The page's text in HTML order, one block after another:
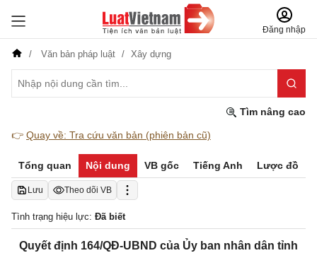
Đăng nhập
Văn bản pháp luật Xây dựng
Tìm nâng cao
👉 Quay về: Tra cứu văn bản (phiên bản cũ)
Tổng quan Nội dung VB gốc Tiếng Anh Lược đồ
Lưu Theo dõi VB
Tình trạng hiệu lực: Đã biết
Quyết định 164/QĐ-UBND của Ủy ban nhân dân tỉnh